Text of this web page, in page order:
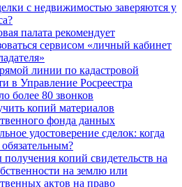
с недвижимостью заверяются у
палата рекомендует
сервисом «личный кабинет
линии по кадастровой
в Управление Росреестра
более 80 звонков
копий материалов
фонда данных
удостоверение сделок: когда
обязательным?
копий свидетельств на
на землю или
актов на право